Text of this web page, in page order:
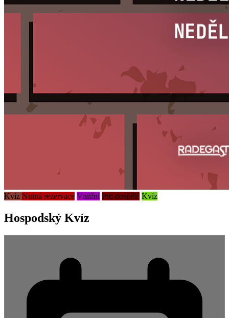
Kvíz Nutná rezervace Vnitřní Pro dospělé Kvíz
Hospodský Kvíz